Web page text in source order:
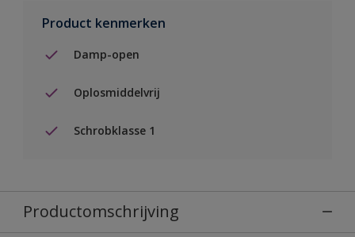
Product kenmerken
Damp-open
Oplosmiddelvrij
Schrobklasse 1
Productomschrijving